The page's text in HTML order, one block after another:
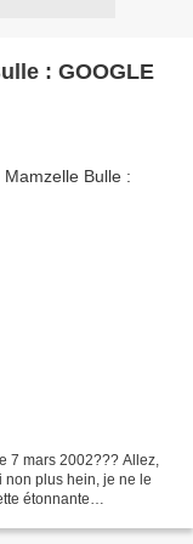
: GOOGLE
7 mars 2002??? Allez,
non plus hein, je ne le
étonnante